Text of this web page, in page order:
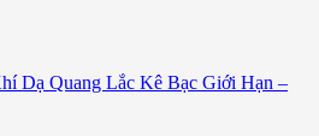
Dạ Quang Lắc Kê Bạc Giới Hạn –